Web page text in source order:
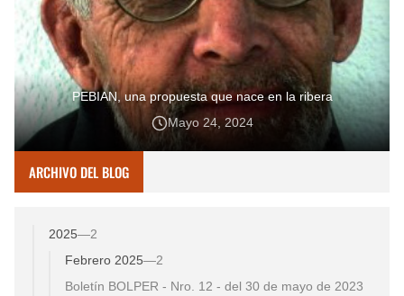
PEBIAN, una propuesta que nace en la ribera
Mayo 24, 2024
ARCHIVO DEL BLOG
2025—2
Febrero 2025—2
Boletín BOLPER - Nro. 12 - del 30 de mayo de 2023